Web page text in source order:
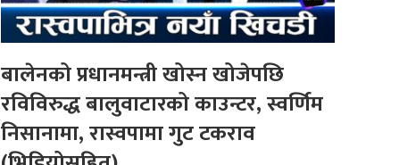
बालेनको प्रधानमन्त्री खोस्न खोजेपछि
रविविरुद्ध बालुवाटारको काउन्टर, स्वर्णिम
निसानामा, रास्वपामा गुट टकराव